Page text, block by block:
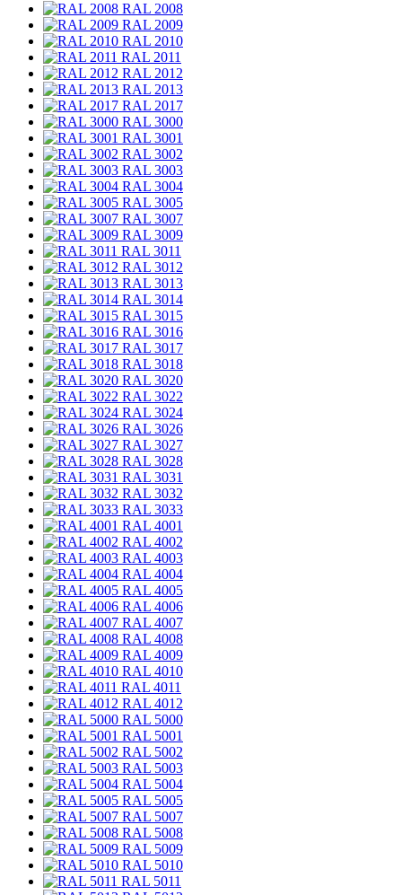
RAL 2008
RAL 2009
RAL 2010
RAL 2011
RAL 2012
RAL 2013
RAL 2017
RAL 3000
RAL 3001
RAL 3002
RAL 3003
RAL 3004
RAL 3005
RAL 3007
RAL 3009
RAL 3011
RAL 3012
RAL 3013
RAL 3014
RAL 3015
RAL 3016
RAL 3017
RAL 3018
RAL 3020
RAL 3022
RAL 3024
RAL 3026
RAL 3027
RAL 3028
RAL 3031
RAL 3032
RAL 3033
RAL 4001
RAL 4002
RAL 4003
RAL 4004
RAL 4005
RAL 4006
RAL 4007
RAL 4008
RAL 4009
RAL 4010
RAL 4011
RAL 4012
RAL 5000
RAL 5001
RAL 5002
RAL 5003
RAL 5004
RAL 5005
RAL 5007
RAL 5008
RAL 5009
RAL 5010
RAL 5011